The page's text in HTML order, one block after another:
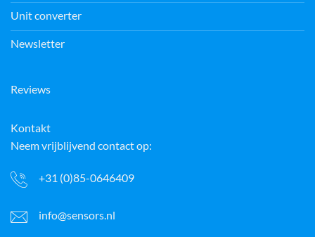
Unit converter
Newsletter
Reviews
Kontakt
Neem vrijblijvend contact op:
+31 (0)85-0646409
info@sensors.nl